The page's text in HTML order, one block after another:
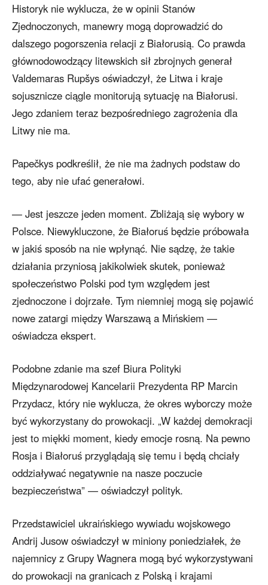
Historyk nie wyklucza, że w opinii Stanów
Zjednoczonych, manewry mogą doprowadzić do
dalszego pogorszenia relacji z Białorusią. Co prawda
głównodowodzący litewskich sił zbrojnych generał
Valdemaras Rupšys oświadczył, że Litwa i kraje
sojusznicze ciągle monitorują sytuację na Białorusi.
Jego zdaniem teraz bezpośredniego zagrożenia dla
Litwy nie ma.
Papečkys podkreślił, że nie ma żadnych podstaw do
tego, aby nie ufać generałowi.
— Jest jeszcze jeden moment. Zbliżają się wybory w
Polsce. Niewykluczone, że Białoruś będzie próbowała
w jakiś sposób na nie wpłynąć. Nie sądzę, że takie
działania przyniosą jakikolwiek skutek, ponieważ
społeczeństwo Polski pod tym względem jest
zjednoczone i dojrzałe. Tym niemniej mogą się pojawić
nowe zatargi między Warszawą a Mińskiem —
oświadcza ekspert.
Podobne zdanie ma szef Biura Polityki
Międzynarodowej Kancelarii Prezydenta RP Marcin
Przydacz, który nie wyklucza, że okres wyborczy może
być wykorzystany do prowokacji. „W każdej demokracji
jest to miękki moment, kiedy emocje rosną. Na pewno
Rosja i Białoruś przyglądają się temu i będą chciały
oddziaływać negatywnie na nasze poczucie
bezpieczeństwa” — oświadczył polityk.
Przedstawiciel ukraińskiego wywiadu wojskowego
Andrij Jusow oświadczył w miniony poniedziałek, że
najemnicy z Grupy Wagnera mogą być wykorzystywani
do prowokacji na granicach z Polską i krajami